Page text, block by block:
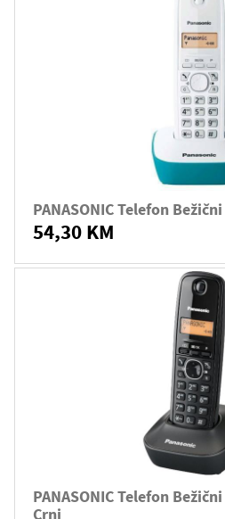
PANASONIC Telefon
54,30 KM
PANASONIC Telefon
Crni